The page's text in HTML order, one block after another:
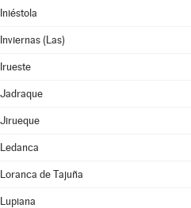
Iniéstola
Inviernas (Las)
Irueste
Jadraque
Jirueque
Ledanca
Loranca de Tajuña
Lupiana